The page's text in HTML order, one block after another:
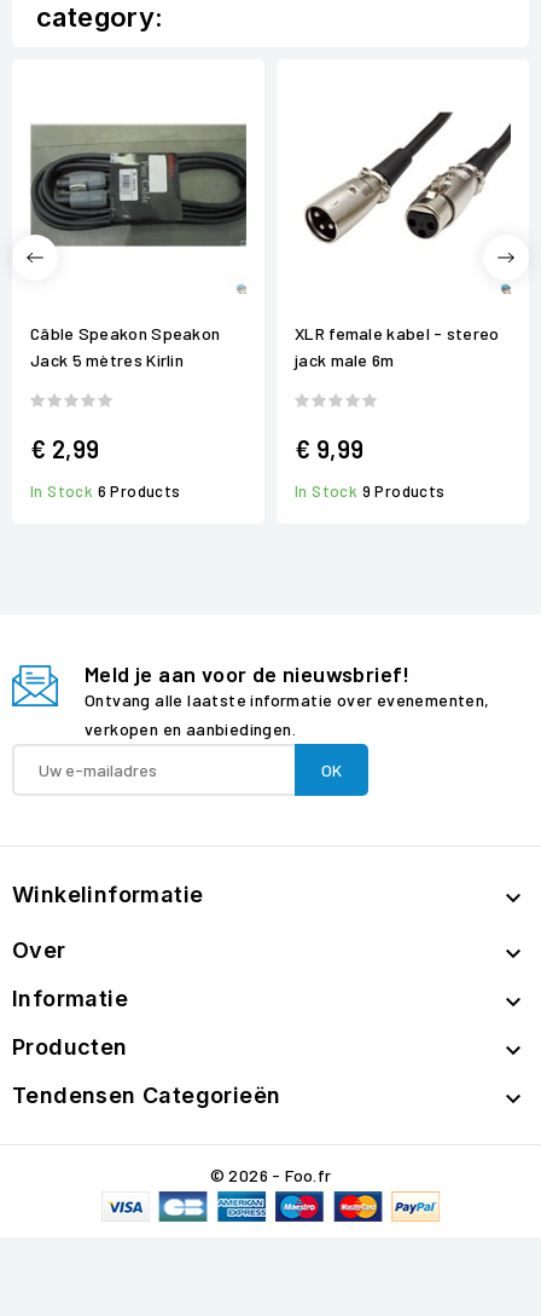
category:
Câble Speakon Speakon
Jack 5 mètres Kirlin
€ 2,99
In Stock 6 Products
XLR female kabel - stereo
jack male 6m
€ 9,99
In Stock 9 Products
Meld je aan voor de nieuwsbrief!
Ontvang alle laatste informatie over evenementen,
verkopen en aanbiedingen.
Winkelinformatie 
Over 
Informatie 
Producten 
Tendensen Categorieën 
© 2026 - Foo.fr